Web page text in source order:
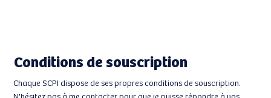
Conditions de souscription
Chaque SCPI dispose de ses propres conditions de souscription.